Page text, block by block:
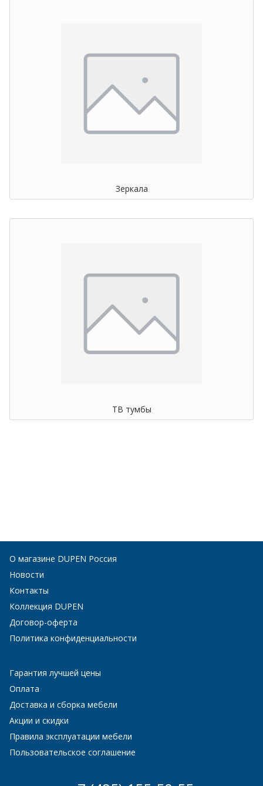
Зеркала
ТВ тумбы
О магазине DUPEN Россия
Новости
Контакты
Коллекция DUPEN
Договор-оферта
Политика конфиденциальности
Гарантия лучшей цены
Оплата
Доставка и сборка мебели
Акции и скидки
Правила эксплуатации мебели
Пользовательское соглашение